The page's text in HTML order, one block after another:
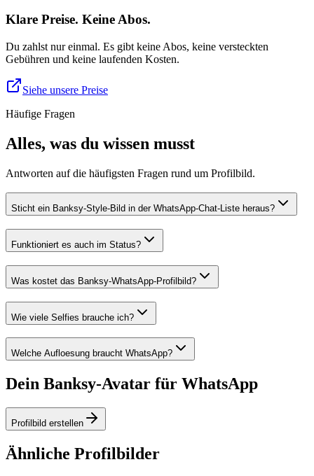
Klare Preise. Keine Abos.
Du zahlst nur einmal. Es gibt keine Abos, keine versteckten
Gebühren und keine laufenden Kosten.
Siehe unsere Preise
Häufige Fragen
Alles, was du wissen musst
Antworten auf die häufigsten Fragen rund um Profilbild.
Sticht ein Banksy-Style-Bild in der WhatsApp-Chat-Liste heraus?
Funktioniert es auch im Status?
Was kostet das Banksy-WhatsApp-Profilbild?
Wie viele Selfies brauche ich?
Welche Aufloesung braucht WhatsApp?
Dein Banksy-Avatar für WhatsApp
Profilbild erstellen
Ähnliche Profilbilder